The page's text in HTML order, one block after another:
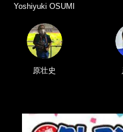
Yoshiyuki OSUMI
原壮史